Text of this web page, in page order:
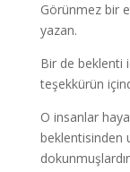
Görünmez bir
yazan.
Bir de beklenti
teşekkürün
O insanlar
beklentisinden